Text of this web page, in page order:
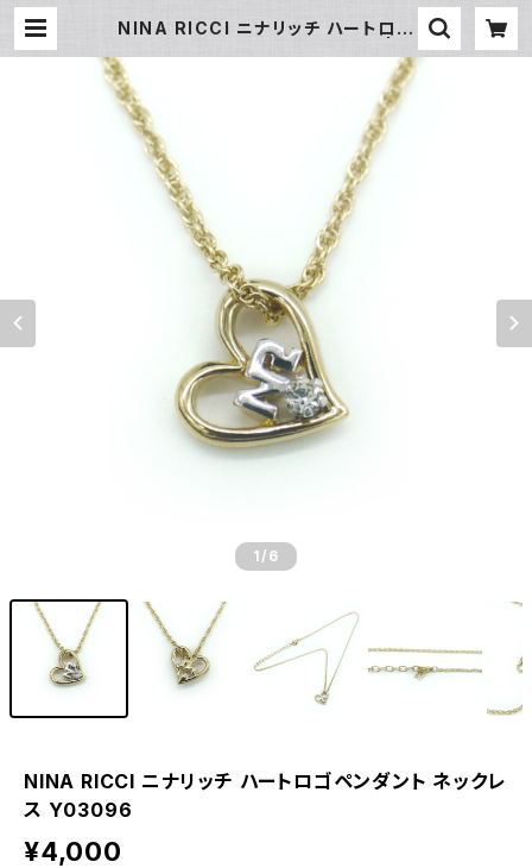
NINA RICCI ニナリッチ ハートロゴ
1 /6
NINA RICCI ニナリッチ ハートロゴペンダント ネックレ
ス Y03096
¥4,000